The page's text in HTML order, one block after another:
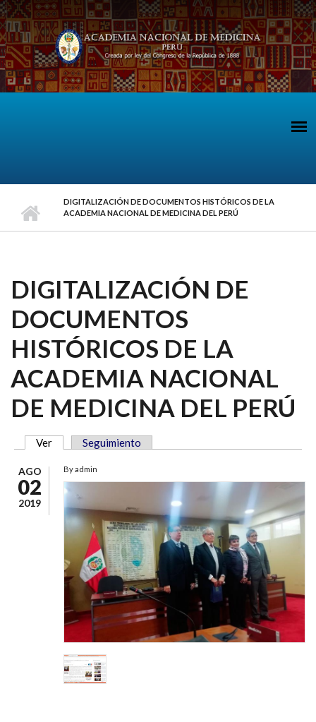
Pasar al contenido principal
DIGITALIZACIÓN DE DOCUMENTOS HISTÓRICOS DE LA
ACADEMIA NACIONAL DE MEDICINA DEL PERÚ
DIGITALIZACIÓN DE
DOCUMENTOS
HISTÓRICOS DE LA
ACADEMIA NACIONAL
DE MEDICINA DEL PERÚ
SOLAPAS PRINCIPALES
Ver (solapa activa)
Seguimiento
AGO
02
2019
By admin